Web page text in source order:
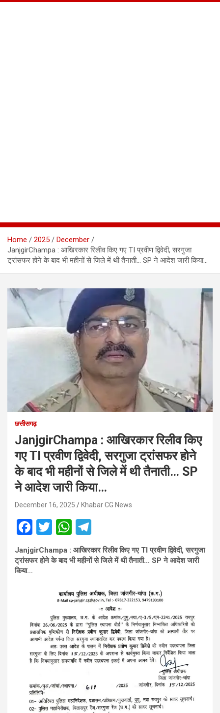
Home 2025
December
JanjgirChampa : आखिरकार रिलीव किए गए TI प्रवीण द्विवेदी, सरगुजा
ट्रांसफर होने के बाद भी महीनों से जिले में थी तैनाती… SP ने आदेश जारी किया…
छत्तीसगढ़
JanjgirChampa : आखिरकार रिलीव किए
गए TI प्रवीण द्विवेदी, सरगुजा ट्रांसफर होने
के बाद भी महीनों से जिले में थी तैनाती… SP
ने आदेश जारी किया…
December 16, 2025 Khabar CG News
F
a
ce
k
T
tt
W
h
at
A
p
p
el
e
a
m
JanjgirChampa : आखिरकार रिलीव किए गए TI प्रवीण द्विवेदी, सरगुजा
ट्रांसफर होने के बाद भी महीनों से जिले में थी तैनाती… SP ने आदेश जारी
किया…